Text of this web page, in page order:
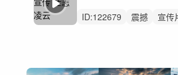
ID:122679 震撼 宣传